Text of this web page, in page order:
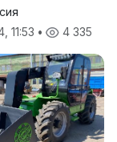
11:53 • 4 335